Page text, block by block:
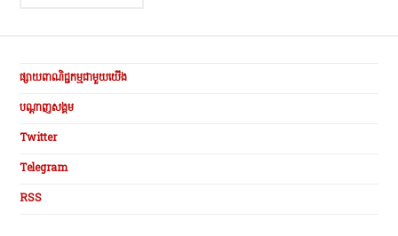
navigation
ផ្សាយពាណិជ្ជកម្មជាមួយយើង
បណ្ដាញសង្គម
Twitter
Telegram
RSS